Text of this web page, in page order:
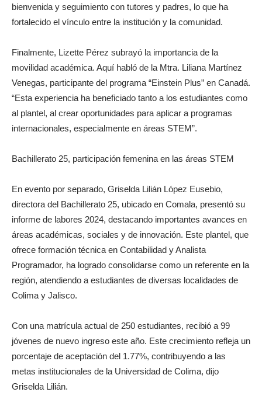
bienvenida y seguimiento con tutores y padres, lo que ha
fortalecido el vínculo entre la institución y la comunidad.
Finalmente, Lizette Pérez subrayó la importancia de la
movilidad académica. Aquí habló de la Mtra. Liliana Martínez
Venegas, participante del programa “Einstein Plus” en Canadá.
“Esta experiencia ha beneficiado tanto a los estudiantes como
al plantel, al crear oportunidades para aplicar a programas
internacionales, especialmente en áreas STEM”.
Bachillerato 25, participación femenina en las áreas STEM
En evento por separado, Griselda Lilián López Eusebio,
directora del Bachillerato 25, ubicado en Comala, presentó su
informe de labores 2024, destacando importantes avances en
áreas académicas, sociales y de innovación. Este plantel, que
ofrece formación técnica en Contabilidad y Analista
Programador, ha logrado consolidarse como un referente en la
región, atendiendo a estudiantes de diversas localidades de
Colima y Jalisco.
Con una matrícula actual de 250 estudiantes, recibió a 99
jóvenes de nuevo ingreso este año. Este crecimiento refleja un
porcentaje de aceptación del 1.77%, contribuyendo a las
metas institucionales de la Universidad de Colima, dijo
Griselda Lilián.